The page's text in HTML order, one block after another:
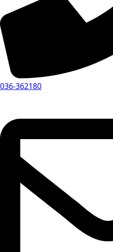
036-362180